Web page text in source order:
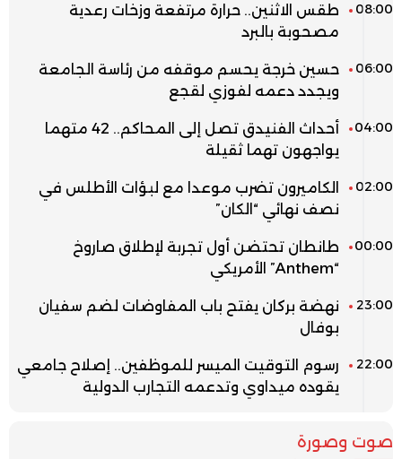
08:00
طقس الاثنين.. حرارة مرتفعة وزخات رعدية
مصحوبة بالبرد
06:00
حسين خرجة يحسم موقفه من رئاسة الجامعة
ويجدد دعمه لفوزي لقجع
04:00
أحداث الفنيدق تصل إلى المحاكم.. 42 متهما
يواجهون تهما ثقيلة
02:00
الكاميرون تضرب موعدا مع لبؤات الأطلس في
نصف نهائي “الكان”
00:00
طانطان تحتضن أول تجربة لإطلاق صاروخ
“Anthem” الأمريكي
23:00
نهضة بركان يفتح باب المفاوضات لضم سفيان
بوفال
22:00
رسوم التوقيت الميسر للموظفين.. إصلاح جامعي
يقوده ميداوي وتدعمه التجارب الدولية
صوت وصورة